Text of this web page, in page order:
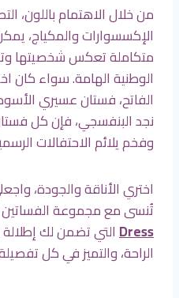
من خلال الاهتمام باللون،
الإكسسوارات والمكياج،
متكاملة تعكس شخصيتها
الوطنية الهامة. سواء كان
الفاتح، فستان عسيري
نجد البنفسجي، فإن كل
وفخم يلائم الاحتفالات
اختري الأناقة والجودة،
تُنسى مع مجموعة الفساتين
Dressالتي تضمن لك
الراحة، والتميز في كل